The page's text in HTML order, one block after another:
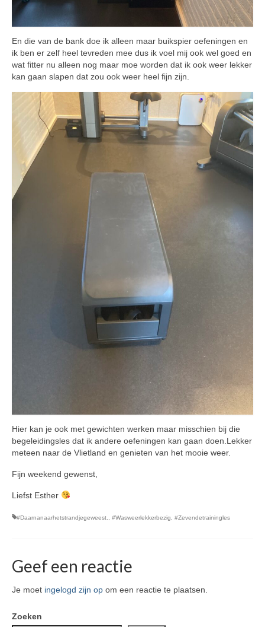
En die van de bank doe ik alleen maar buikspier oefeningen en
ik ben er zelf heel tevreden mee dus ik voel mij ook wel goed en
wat fitter nu alleen nog maar moe worden dat ik ook weer lekker
kan gaan slapen dat zou ook weer heel fijn zijn.
Hier kan je ook met gewichten werken maar misschien bij die
begeleidingsles dat ik andere oefeningen kan gaan doen.Lekker
meteen naar de Vlietland en genieten van het mooie weer.
Fijn weekend gewenst,
Liefst Esther
#Daarnanaarhetstrandjegeweest. #Wasweerlekkerbezig #Zevendetrainingles
Geef een reactie
Je moet ingelogd zijn op om een reactie te plaatsen.
Zoeken